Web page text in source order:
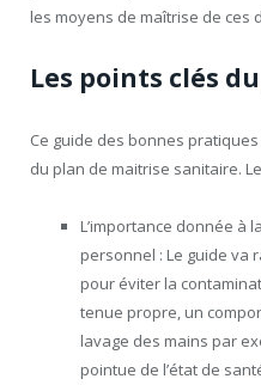
les moyens de maîtrise de ces
Les points clés
Ce guide des bonnes
du plan de maitrise sanitaire.
L’importance donnée à
personnel : Le guide va
pour éviter la
tenue propre, un
lavage des mains par
pointue de l’état de